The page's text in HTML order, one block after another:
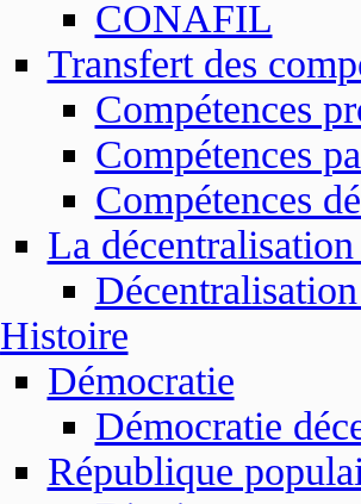
CONAFIL
Transfert des
Compétences
Compétences
Compétences
La
Histoire
Démocratie
Démocratie
République